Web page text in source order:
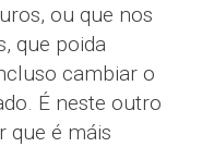
ou que nos
que poida
cambiar o
É neste outro
que é máis